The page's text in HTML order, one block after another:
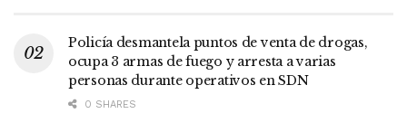
Policía desmantela puntos de venta de drogas,
ocupa 3 armas de fuego y arresta a varias
personas durante operativos en SDN
0 SHARES